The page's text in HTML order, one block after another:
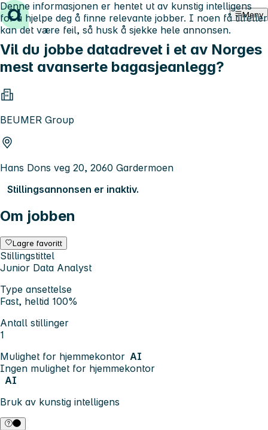
Hopp til innhold Meny
Vil du jobbe datadrevet i et av Norges
mest avanserte bagasjeanlegg?
BEUMER Group
Hans Dons veg 20, 2060 Gardermoen
Stillingsannonsen er inaktiv.
Om jobben
Lagre favoritt
Stillingstittel
Junior Data Analyst
Type ansettelse
Fast, heltid 100%
Antall stillinger
1
Mulighet for hjemmekontor AI
Ingen mulighet for hjemmekontor
AI
Bruk av kunstig intelligens
Denne informasjonen er hentet ut av kunstig intelligens
for å hjelpe deg å finne relevante jobber. I noen få tilfeller
kan det være feil, så husk å sjekke hele annonsen.